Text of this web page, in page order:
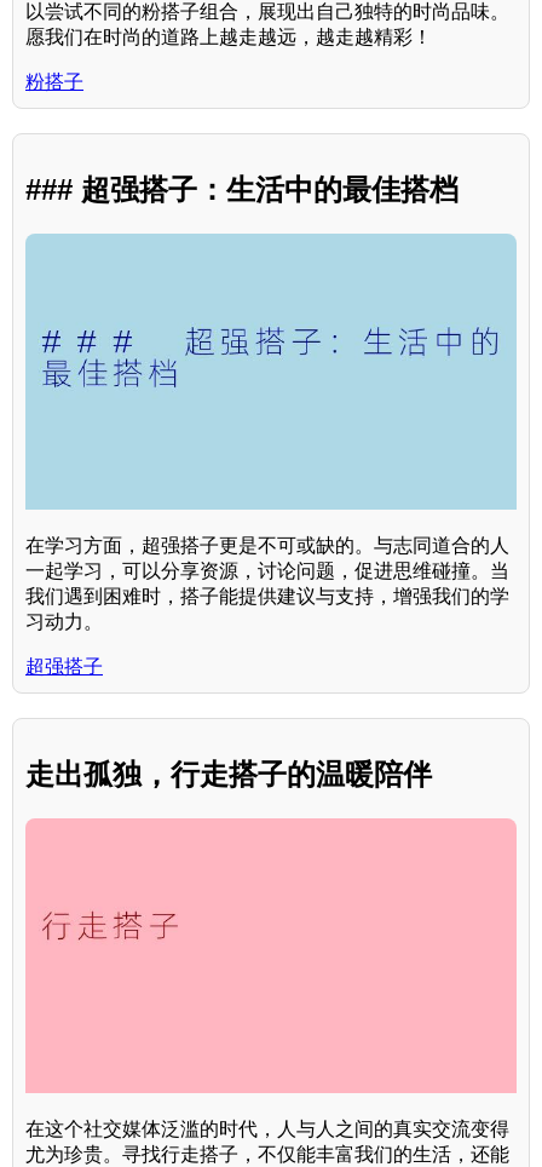
以尝试不同的粉搭子组合，展现出自己独特的时尚品味。
愿我们在时尚的道路上越走越远，越走越精彩！
粉搭子
### 超强搭子：生活中的最佳搭档
在学习方面，超强搭子更是不可或缺的。与志同道合的人
一起学习，可以分享资源，讨论问题，促进思维碰撞。当
我们遇到困难时，搭子能提供建议与支持，增强我们的学
习动力。
超强搭子
走出孤独，行走搭子的温暖陪伴
在这个社交媒体泛滥的时代，人与人之间的真实交流变得
尤为珍贵。寻找行走搭子，不仅能丰富我们的生活，还能